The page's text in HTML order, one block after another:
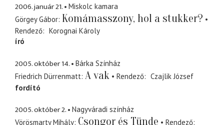
2006. január 21.
Miskolc kamara
Görgey Gábor Komámasszony, hol a stukker?
Rendező
Korognai Károly
író
2005. október 14.
Bárka Színház
Friedrich Dürrenmatt A vak Rendező
Czajlik József
fordító
2005. október 2.
Nagyváradi színház
Vörösmarty Mihály Csongor és Tünde Rendező